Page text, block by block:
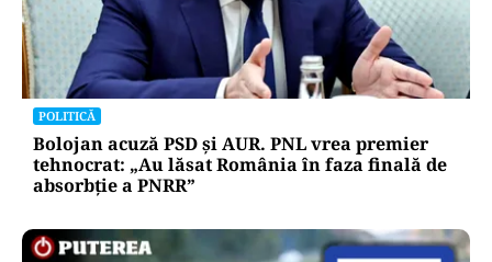
POLITICĂ
Bolojan acuză PSD și AUR. PNL vrea premier
tehnocrat: „Au lăsat România în faza finală de
absorbţie a PNRR”